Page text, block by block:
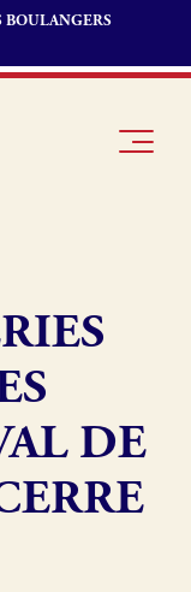
BOULANGERS
Je suis
DE